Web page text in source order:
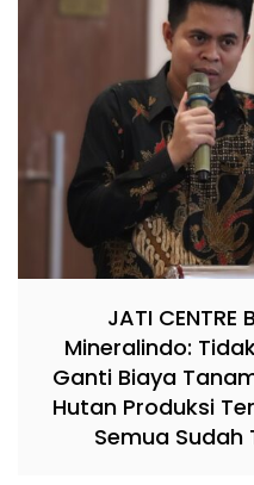
JATI
Mineralindo:
Ganti Biaya
Hutan Produksi
Semua Sudah